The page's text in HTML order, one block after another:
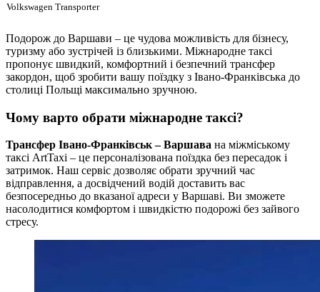
Volkswagen Transporter
Подорож до Варшави – це чудова можливість для бізнесу,
туризму або зустрічей із близькими. Міжнародне таксі
пропонує швидкий, комфортний і безпечний трансфер
закордон, щоб зробити вашу поїздку з Івано-Франківська до
столиці Польщі максимально зручною.
Чому варто обрати міжнародне таксі?
Трансфер Івано-Франківськ – Варшава на міжміському
таксі ArtTaxi – це персоналізована поїздка без пересадок і
затримок. Наш сервіс дозволяє обрати зручний час
відправлення, а досвідчений водій доставить вас
безпосередньо до вказаної адреси у Варшаві. Ви зможете
насолодитися комфортом і швидкістю подорожі без зайвого
стресу.